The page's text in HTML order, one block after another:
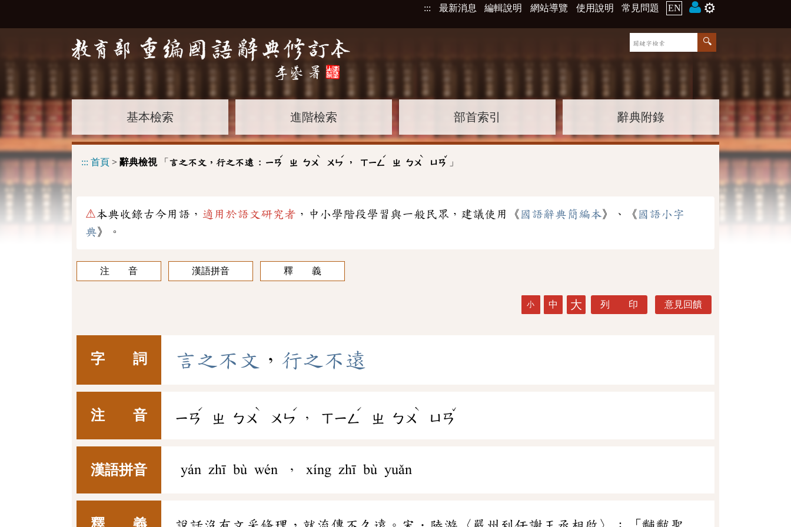
::: 最新消息 編輯說明 網站導覽 使用說明 常見問題 EN ⚙️
基本檢索 進階檢索 部首索引 辭典附錄
::: 首頁 > 辭典檢視「 言之不文，行之不遠 : ㄧㄢ
ˊ
ㄓ ㄅㄨ
ˋ
ㄨㄣ
ˊ
， ㄒㄧㄥ
ˊ
ㄓ ㄅㄨ
ˋ
ㄩㄢ
ˇ
」
⚠本典收錄古今用語， 適用於語文研究者 ，中小學階段學習與一般民眾，建議使用《 國語辭典簡編本》、《 國語小字
典》。
注 音 漢語拼音 釋 義
小 中 大 列 印 意見回饋
字 詞 言之 不 文 ， 行之 不 遠
注 音 ㄧㄢ
ˊ
ㄓ ㄅㄨ
ˋ
ㄨㄣ
ˊ
， ㄒㄧㄥ
ˊ
ㄓ ㄅㄨ
ˋ
ㄩㄢ
ˇ
漢語拼音 yán zhī bù wén ， xíng zhī bù yuǎn